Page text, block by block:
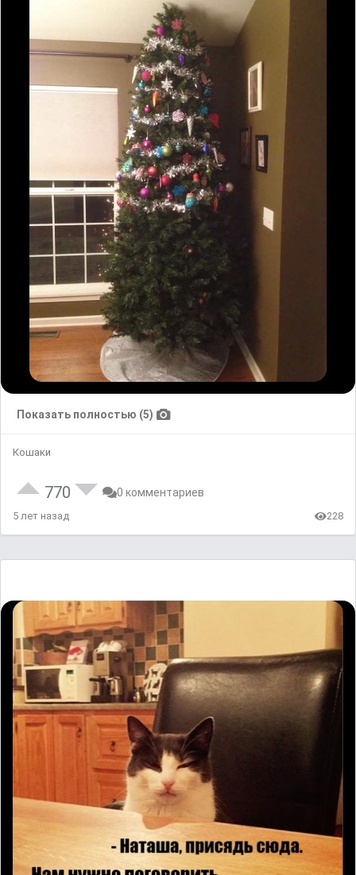
Показать полностью (5)
Кошаки
770 0 комментариев
5 лет назад 228